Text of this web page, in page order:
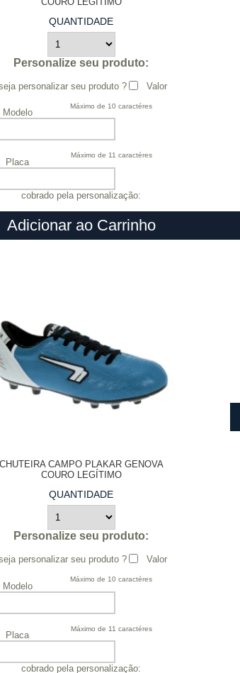
QUANTIDADE
Personalize seu produto:
personalizar seu produto ?
Modelo
Máximo de 10 caractéres
Placa
Máximo de 11 caractéres
Valor
cobrado pela personalização:
Adicionar ao Carrinho
CHUTEIRA CAMPO PLAKAR GENOVA
COURO LEGÍTIMO
QUANTIDADE
Personalize seu produto:
personalizar seu produto ?
Modelo
Máximo de 10 caractéres
Placa
Máximo de 11 caractéres
Valor
cobrado pela personalização: